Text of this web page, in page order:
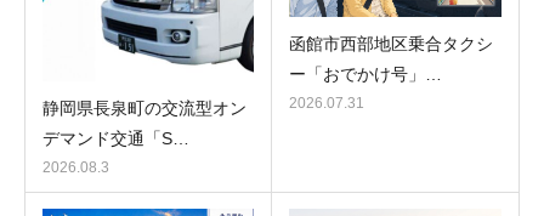
静岡県長泉町の交流型オン
デマンド交通「S…
2026.08.3
函館市西部地区乗合タクシ
ー「おでかけ号」…
2026.07.31